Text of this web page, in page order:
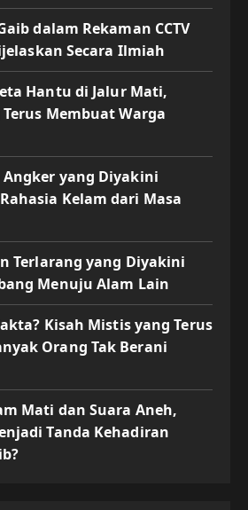
dalam Rekaman CCTV
Secara Ilmiah
Hantu di Jalur Mati,
Membuat Warga
yang Diyakini
Kelam dari Masa
Terlarang yang Diyakini
Menuju Alam Lain
Kisah Mistis yang Terus
Orang Tak Berani
Mati dan Suara Aneh,
Tanda Kehadiran